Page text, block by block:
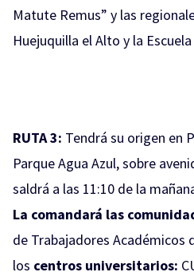
Matute Remus” y las
Huejuquilla el Alto y la
RUTA 3: Tendrá su origen en
Parque Agua Azul, sobre
saldrá a las 11:10 de la
La comandará las
de Trabajadores Académicos
los centros universitarios: